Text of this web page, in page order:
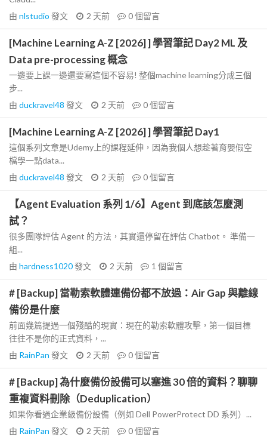
由 nlstudio 發文 2 天前 0個留言
[Machine Learning A-Z [2026] ] 學習筆記 Day2 ML 及
Data pre-processing 概念
一邊要上課一邊還要寫這個不容易! 整個machine learning分成三個
步...
由 duckravel48 發文 2 天前 0個留言
[Machine Learning A-Z [2026] ] 學習筆記 Day1
這個系列文章是Udemy上的課程延伸，因為我個人想趁著育嬰假空
檔學一點data...
由 duckravel48 發文 2 天前 0個留言
【Agent Evaluation 系列 1/6】Agent 到底該怎麼測
試？
很多團隊評估 Agent 的方法，其實還停留在評估 Chatbot。 準備一
組...
由 hardness1020發文 2 天前 1 個留言
# [Backup] 當勒索軟體連備份都不放過：Air Gap 與離線
備份是什麼
前面幾篇提過一個殘酷的現實：現在的勒索軟體攻擊，第一個目標
往往不是你的正式資料，...
由 RainPan 發文 2 天前 0個留言
# [Backup] 為什麼備份設備可以塞進 30 倍的資料？聊聊
重複資料刪除（Deduplication）
如果你看過企業級備份設備（例如 Dell PowerProtect DD 系列）...
由 RainPan 發文 2 天前 0個留言